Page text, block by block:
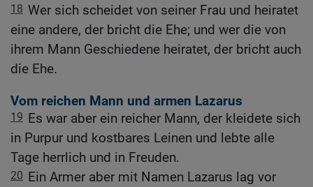
18 Wer sich scheidet von seiner Frau und heiratet
eine andere, der bricht die Ehe; und wer die von
ihrem Mann Geschiedene heiratet, der bricht auch
die Ehe.
Vom reichen Mann und armen Lazarus
19 Es war aber ein reicher Mann, der kleidete sich
in Purpur und kostbares Leinen und lebte alle
Tage herrlich und in Freuden.
20 Ein Armer aber mit Namen Lazarus lag vor